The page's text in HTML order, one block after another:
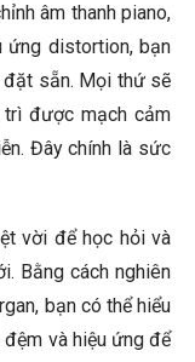
âm thanh piano,
ứng distortion, bạn
đặt sẵn. Mọi thứ sẽ
được mạch cảm
Đây chính là sức
vời để học hỏi và
Bằng cách nghiên
bạn có thể hiểu
đệm và hiệu ứng để